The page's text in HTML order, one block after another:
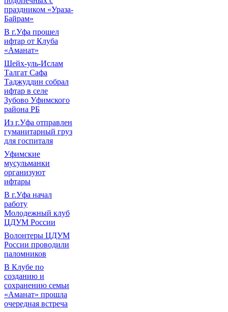
праздником «Ураза-
Байрам»
В г.Уфа прошел
ифтар от Клуба
«Аманат»
Шейх-уль-Ислам
Талгат Сафа
Таджуддин собрал
ифтар в селе
Зубово Уфимского
района РБ
Из г.Уфа отправлен
гуманитарный груз
для госпиталя
Уфимские
мусульманки
организуют
ифтары
В г.Уфа начал
работу
Молодежный клуб
ЦДУМ России
Волонтеры ЦДУМ
России проводили
паломников
В Клубе по
созданию и
сохранению семьи
«Аманат» прошла
очередная встреча